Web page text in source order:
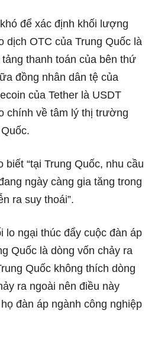
để xác định khối lượng
dịch OTC của Trung Quốc là
thanh toán của bên thứ
đồng nhân dân tệ của
của Tether là USDT
chính về tâm lý thị trường
biết “tại Trung Quốc, nhu cầu
ngày càng gia tăng trong
ra suy thoái”.
lo ngại thúc đẩy cuộc đàn áp
Quốc là dòng vốn chảy ra
Quốc không thích dòng
ra ngoài nên điều này
đàn áp ngành công nghiệp